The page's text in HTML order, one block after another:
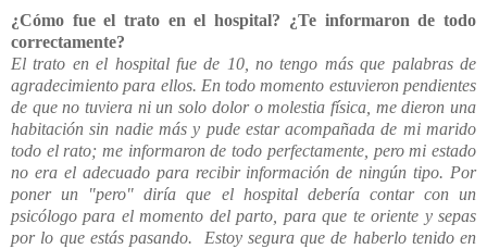
¿Cómo fue el trato en el hospital? ¿Te informaron de todo
correctamente?
El trato en el hospital fue de 10, no tengo más que palabras de
agradecimiento para ellos. En todo momento estuvieron pendientes
de que no tuviera ni un solo dolor o molestia física, me dieron una
habitación sin nadie más y pude estar acompañada de mi marido
todo el rato; me informaron de todo perfectamente, pero mi estado
no era el adecuado para recibir información de ningún tipo. Por
poner un "pero" diría que el hospital debería contar con un
psicólogo para el momento del parto, para que te oriente y sepas
por lo que estás pasando. Estoy segura que de haberlo tenido en